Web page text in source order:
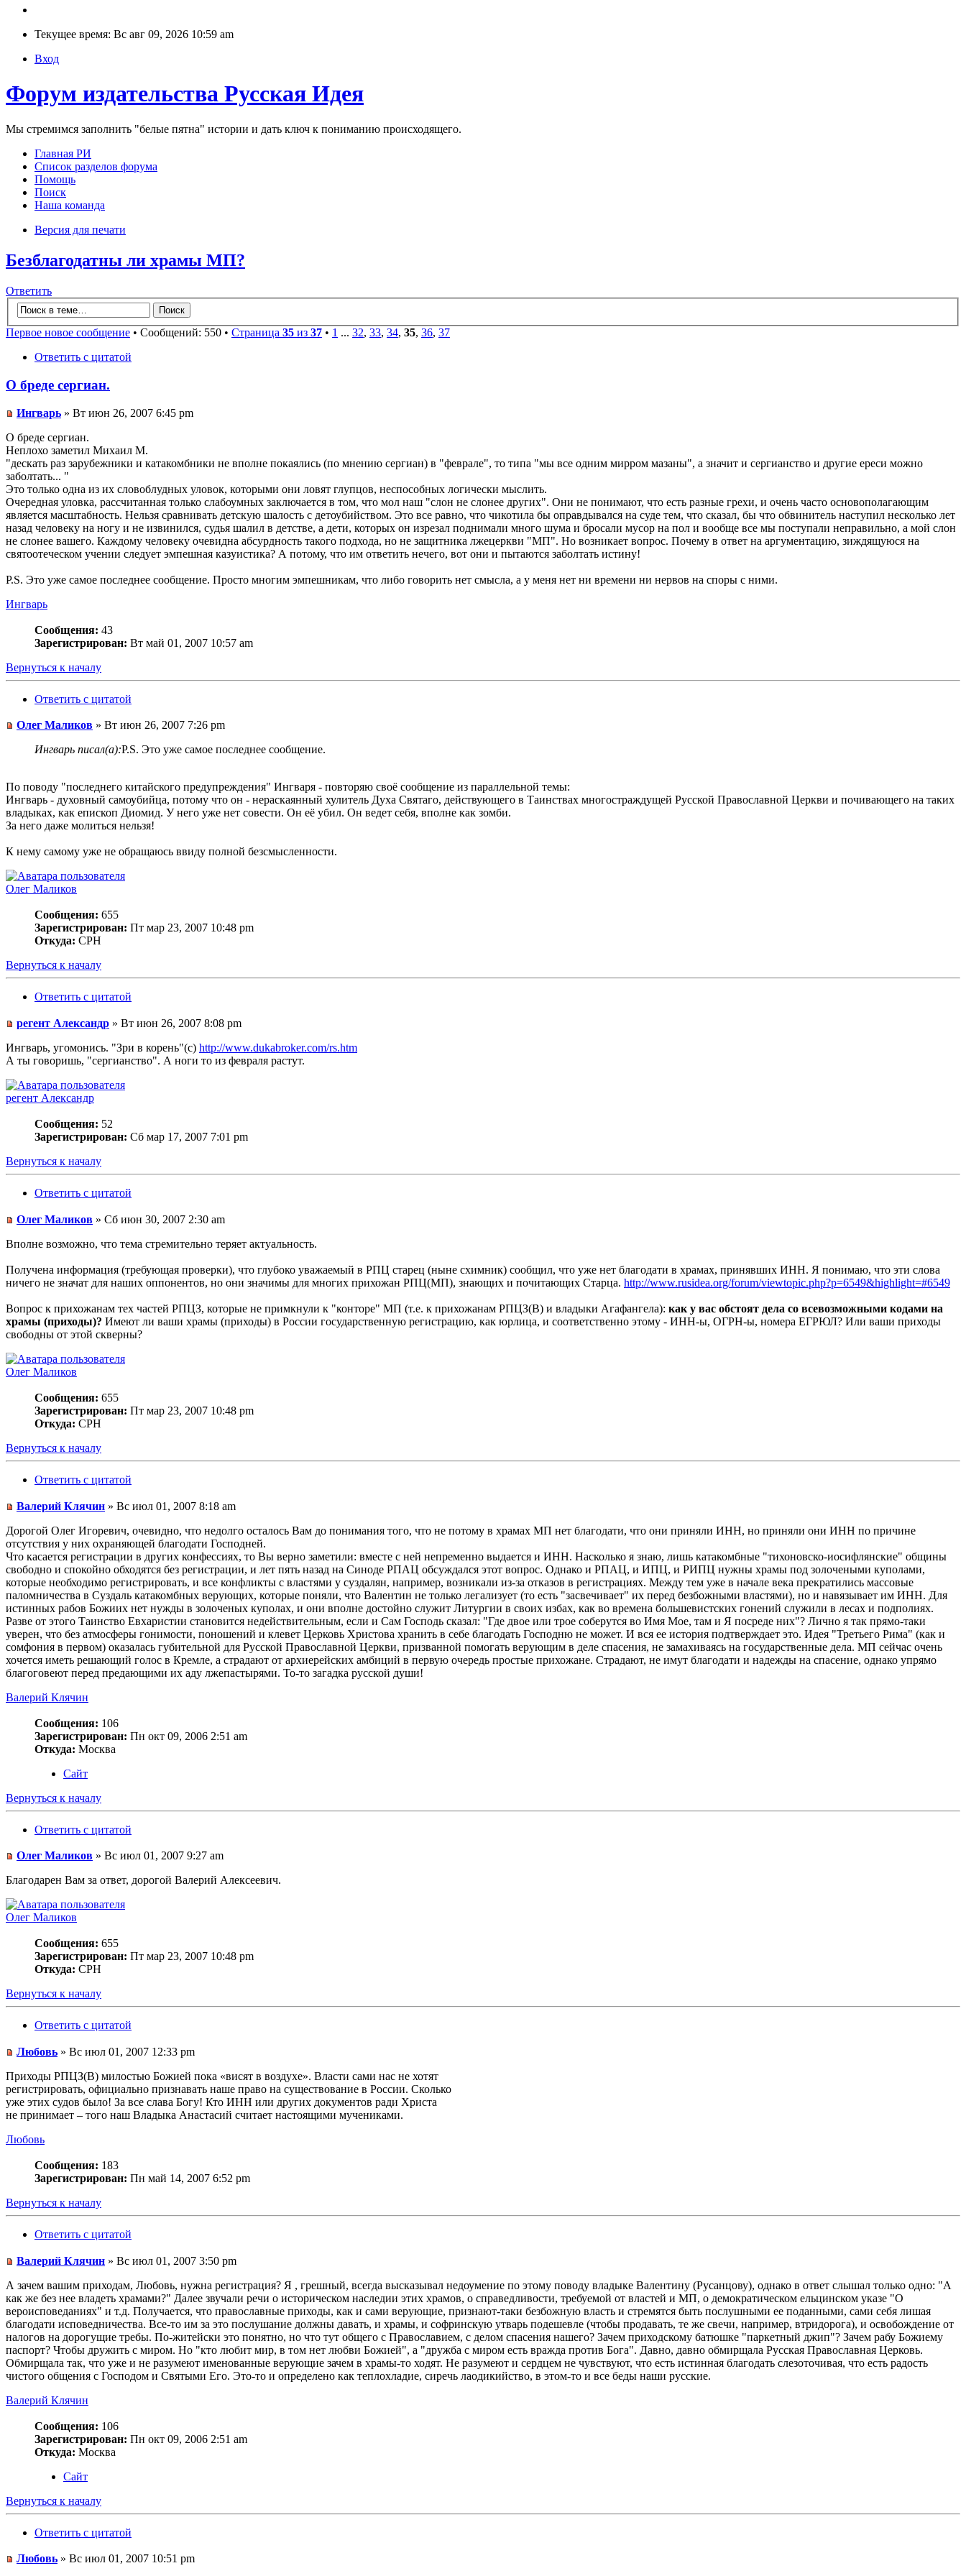
Текущее время: Вс авг 09, 2026 10:59 am
Вход
Форум издательства Русская Идея
Мы стремимся заполнить "белые пятна" истории и дать ключ к пониманию происходящего.
Главная РИ
Список разделов форума
Помощь
Поиск
Наша команда
Версия для печати
Безблагодатны ли храмы МП?
Ответить
Первое новое сообщение • Сообщений: 550 • Страница 35 из 37 • 1 ... 32, 33, 34, 35, 36, 37
Ответить с цитатой
О бреде сергиан.
Ингварь » Вт июн 26, 2007 6:45 pm
О бреде сергиан.
Неплохо заметил Михаил М.
"дескать раз зарубежники и катакомбники не вполне покаялись (по мнению сергиан) в "феврале", то типа "мы все одним мирром мазаны", а значит и сергианство и другие ереси можно
заболтать... "
Это только одна из их словоблудных уловок, которыми они ловят глупцов, неспособных логически мыслить.
Очередная уловка, рассчитанная только слабоумных заключается в том, что мол наш "слон не слонее других". Они не понимают, что есть разные грехи, и очень часто основополагающим
является масштабность. Нельзя сравнивать детскую шалость с детоубийством. Это все равно, что чикотила бы оправдывался на суде тем, что сказал, бы что обвинитель наступил несколько лет
назад человеку на ногу и не извинился, судья шалил в детстве, а дети, которых он изрезал поднимали много шума и бросали мусор на пол и вообще все мы поступали неправильно, а мой слон
не слонее вашего. Каждому человеку очевидна абсурдность такого подхода, но не защитника лжецеркви "МП". Но возникает вопрос. Почему в ответ на аргументацию, зиждящуюся на
святоотеческом учении следует эмпешная казуистика? А потому, что им ответить нечего, вот они и пытаются заболтать истину!
P.S. Это уже самое последнее сообщение. Просто многим эмпешникам, что либо говорить нет смысла, а у меня нет ни времени ни нервов на споры с ними.
Ингварь
Сообщения: 43
Зарегистрирован: Вт май 01, 2007 10:57 am
Вернуться к началу
Ответить с цитатой
Олег Маликов » Вт июн 26, 2007 7:26 pm
Ингварь писал(а):P.S. Это уже самое последнее сообщение.
По поводу "последнего китайского предупреждения" Ингваря - повторяю своё сообщение из параллельной темы:
Ингварь - духовный самоубийца, потому что он - нераскаянный хулитель Духа Святаго, действующего в Таинствах многостраждущей Русской Православной Церкви и почивающего на таких
владыках, как епископ Диомид. У него уже нет совести. Он её убил. Он ведет себя, вполне как зомби.
За него даже молиться нельзя!
К нему самому уже не обращаюсь ввиду полной безсмысленности.
Олег Маликов
Сообщения: 655
Зарегистрирован: Пт мар 23, 2007 10:48 pm
Откуда: СРН
Вернуться к началу
Ответить с цитатой
регент Александр » Вт июн 26, 2007 8:08 pm
Ингварь, угомонись. "Зри в корень"(с) http://www.dukabroker.com/rs.htm
А ты говоришь, "сергианство". А ноги то из февраля растут.
регент Александр
Сообщения: 52
Зарегистрирован: Сб мар 17, 2007 7:01 pm
Вернуться к началу
Ответить с цитатой
Олег Маликов » Сб июн 30, 2007 2:30 am
Вполне возможно, что тема стремительно теряет актуальность.
Получена информация (требующая проверки), что глубоко уважаемый в РПЦ старец (ныне схимник) сообщил, что уже нет благодати в храмах, принявших ИНН. Я понимаю, что эти слова
ничего не значат для наших оппонентов, но они значимы для многих прихожан РПЦ(МП), знающих и почитающих Старца. http://www.rusidea.org/forum/viewtopic.php?p=6549&highlight=#6549
Вопрос к прихожанам тех частей РПЦЗ, которые не примкнули к "конторе" МП (т.е. к прихожанам РПЦЗ(В) и владыки Агафангела): как у вас обстоят дела со всевозможными кодами на
храмы (приходы)? Имеют ли ваши храмы (приходы) в России государственную регистрацию, как юрлица, и соответственно этому - ИНН-ы, ОГРН-ы, номера ЕГРЮЛ? Или ваши приходы
свободны от этой скверны?
Олег Маликов
Сообщения: 655
Зарегистрирован: Пт мар 23, 2007 10:48 pm
Откуда: СРН
Вернуться к началу
Ответить с цитатой
Валерий Клячин » Вс июл 01, 2007 8:18 am
Дорогой Олег Игоревич, очевидно, что недолго осталось Вам до понимания того, что не потому в храмах МП нет благодати, что они приняли ИНН, но приняли они ИНН по причине
отсутствия у них охраняющей благодати Господней.
Что касается регистрации в других конфессиях, то Вы верно заметили: вместе с ней непременно выдается и ИНН. Насколько я знаю, лишь катакомбные "тихоновско-иосифлянские" общины
свободно и спокойно обходятся без регистрации, и лет пять назад на Синоде РПАЦ обсуждался этот вопрос. Однако и РПАЦ, и ИПЦ, и РИПЦ нужны храмы под золочеными куполами,
которые необходимо регистрировать, и все конфликты с властями у суздалян, например, возникали из-за отказов в регистрациях. Между тем уже в начале века прекратились массовые
паломничества в Суздаль катакомбных верующих, которые поняли, что Валентин не только легализует (то есть "засвечивает" их перед безбожными властями), но и навязывает им ИНН. Для
истинных рабов Божиих нет нужды в золоченых куполах, и они вполне достойно служит Литургии в своих избах, как во времена большевистских гонений служили в лесах и подполиях.
Разве от этого Таинство Евхаристии становится недействительным, если и Сам Господь сказал: "Где двое или трое соберутся во Имя Мое, там и Я посреде них"? Лично я так прямо-таки
уверен, что без атмосферы гонимости, поношений и клевет Церковь Христова хранить в себе благодать Господню не может. И вся ее история подтверждает это. Идея "Третьего Рима" (как и
сомфония в первом) оказалась губительной для Русской Православной Церкви, призванной помогать верующим в деле спасения, не замахиваясь на государственные дела. МП сейчас очень
хочется иметь решающий голос в Кремле, а страдают от архиерейских амбиций в первую очередь простые прихожане. Страдают, не имут благодати и надежды на спасение, однако упрямо
благоговеют перед предающими их аду лжепастырями. То-то загадка русской души!
Валерий Клячин
Сообщения: 106
Зарегистрирован: Пн окт 09, 2006 2:51 am
Откуда: Москва
Сайт
Вернуться к началу
Ответить с цитатой
Олег Маликов » Вс июл 01, 2007 9:27 am
Благодарен Вам за ответ, дорогой Валерий Алексеевич.
Олег Маликов
Сообщения: 655
Зарегистрирован: Пт мар 23, 2007 10:48 pm
Откуда: СРН
Вернуться к началу
Ответить с цитатой
Любовь » Вс июл 01, 2007 12:33 pm
Приходы РПЦЗ(В) милостью Божией пока «висят в воздухе». Власти сами нас не хотят
регистрировать, официально признавать наше право на существование в России. Сколько
уже этих судов было! За все слава Богу! Кто ИНН или других документов ради Христа
не принимает – того наш Владыка Анастасий считает настоящими мучениками.
Любовь
Сообщения: 183
Зарегистрирован: Пн май 14, 2007 6:52 pm
Вернуться к началу
Ответить с цитатой
Валерий Клячин » Вс июл 01, 2007 3:50 pm
А зачем вашим приходам, Любовь, нужна регистрация? Я , грешный, всегда высказывал недоумение по этому поводу владыке Валентину (Русанцову), однако в ответ слышал только одно: "А
как же без нее владеть храмами?" Далее звучали речи о историческом наследии этих храмов, о справедливости, требуемой от властей и МП, о демократическом ельцинском указе "О
вероисповеданиях" и т.д. Получается, что православные приходы, как и сами верующие, признают-таки безбожную власть и стремятся быть послушными ее поданными, сами себя лишая
благодати исповедничества. Все-то им за это послушание должны давать, и храмы, и софринскую утварь подешевле (чтобы продавать, те же свечи, например, втридорога), и освобождение от
налогов на дорогущие требы. По-житейски это понятно, но что тут общего с Православием, с делом спасения нашего? Зачем приходскому батюшке "паркетный джип"? Зачем рабу Божиему
паспорт? Чтобы дружить с миром. Но "кто любит мир, в том нет любви Божией", а "дружба с миром есть вражда против Бога". Давно, давно обмирщала Русская Православная Церковь.
Обмирщала так, что уже и не разумеют именованные верующие зачем в храмы-то ходят. Не разумеют и сердцем не чувствуют, что есть истинная благодать слезоточивая, что есть радость
чистого общения с Господом и Святыми Его. Это-то и определено как теплохладие, сиречь лаодикийство, в этом-то и все беды наши русские.
Валерий Клячин
Сообщения: 106
Зарегистрирован: Пн окт 09, 2006 2:51 am
Откуда: Москва
Сайт
Вернуться к началу
Ответить с цитатой
Любовь » Вс июл 01, 2007 10:51 pm